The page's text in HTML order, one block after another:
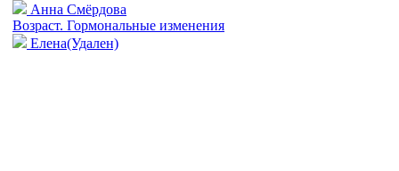
Анна Смёрдова
Возраст. Гормональные изменения
Елена(Удален)